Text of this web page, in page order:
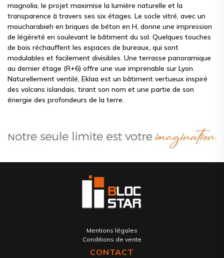
magnolia, le projet maximise la lumière naturelle et la
transparence à travers ses six étages. Le socle vitré, avec un
moucharabieh en briques de béton en H, donne une impression
de légèreté en soulevant le bâtiment du sol. Quelques touches
de bois réchauffent les espaces de bureaux, qui sont
modulables et facilement divisibles. Une terrasse panoramique
au dernier étage (R+6) offre une vue imprenable sur Lyon.
Naturellement ventilé, Eklaa est un bâtiment vertueux inspiré
des volcans islandais, tirant son nom et une partie de son
énergie des profondeurs de la terre.
Mentions légales
Conditions de vente
CONTACT